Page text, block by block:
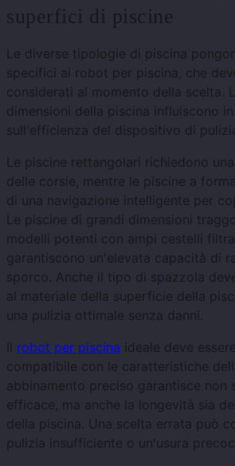
superfici di piscine
Le diverse tipologie di piscina
specifici ai robot per piscina, che
considerati al momento della scelta.
dimensioni della piscina influiscono
sull'efficienza del dispositivo di
Le piscine rettangolari richiedono
delle corsie, mentre le piscine a
di una navigazione intelligente per
Le piscine di grandi dimensioni
modelli potenti con ampi cestelli
garantiscono un'elevata capacità di
sporco. Anche il tipo di spazzola
al materiale della superficie della
una pulizia ottimale senza danni.
Il robot per piscina ideale deve
compatibile con le caratteristiche
abbinamento preciso garantisce non
efficace, ma anche la longevità sia
della piscina. Una scelta errata può
pulizia insufficiente o un'usura